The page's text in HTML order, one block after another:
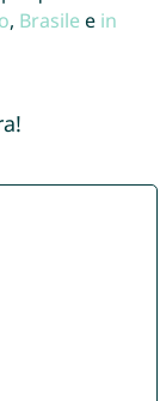
, Brasile e in